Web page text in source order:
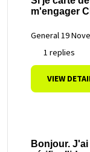
m'engager
General19
1 replies
VIEW
Bonjour.